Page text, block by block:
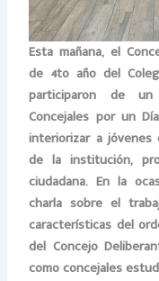
Esta mañana, el
de 4to año del
participaron de
Concejales por un
interiorizar a
de la institución,
ciudadana. En la
charla sobre el
características del
del Concejo
como concejales